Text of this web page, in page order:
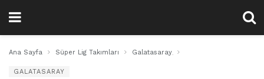
Ana Sayfa Süper Lig Takımları Galatasaray
GALATASARAY